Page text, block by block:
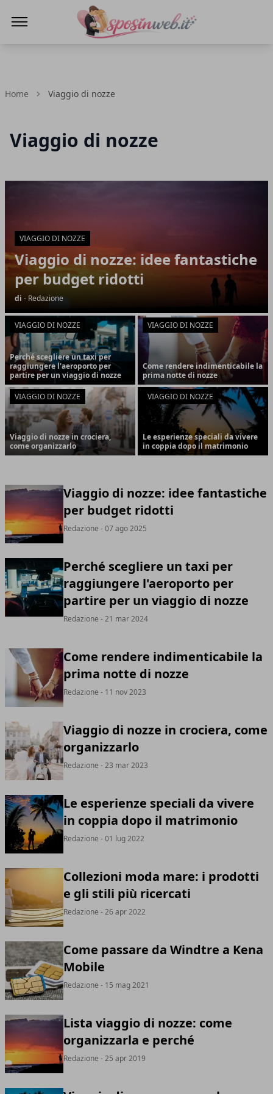
Home Viaggio di nozze
Viaggio di nozze
VIAGGIO DI NOZZE
Viaggio di nozze: idee fantastiche
per budget ridotti
di - Redazione
VIAGGIO DI NOZZE
Perché scegliere un taxi per
raggiungere l'aeroporto per
partire per un viaggio di nozze
VIAGGIO DI NOZZE
Come rendere indimenticabile la
prima notte di nozze
VIAGGIO DI NOZZE
Viaggio di nozze in crociera,
come organizzarlo
VIAGGIO DI NOZZE
Le esperienze speciali da vivere
in coppia dopo il matrimonio
Viaggio di nozze: idee fantastiche
per budget ridotti
Redazione - 07 ago 2025
Perché scegliere un taxi per
raggiungere l'aeroporto per
partire per un viaggio di nozze
Redazione - 21 mar 2024
Come rendere indimenticabile la
prima notte di nozze
Redazione - 11 nov 2023
Viaggio di nozze in crociera, come
organizzarlo
Redazione - 23 mar 2023
Le esperienze speciali da vivere
in coppia dopo il matrimonio
Redazione - 01 lug 2022
Collezioni moda mare: i prodotti
e gli stili più ricercati
Redazione - 26 apr 2022
Come passare da Windtre a Kena
Mobile
Redazione - 15 mag 2021
Lista viaggio di nozze: come
organizzarla e perché
Redazione - 25 apr 2019